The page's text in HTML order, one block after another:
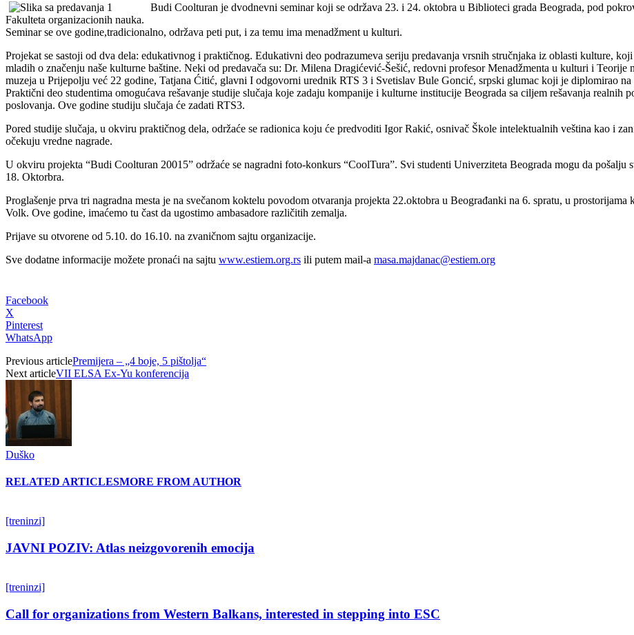
Budi Coolturan je dvodnevni seminar koji se održava 23. i 24. oktobra u Biblioteci grada Beograda, pod
Fakulteta organizacionih nauka.
Seminar se ove godine,tradicionalno, održava peti put, i za temu ima menadžment u kulturi.
Projekat se sastoji od dva dela: edukativnog i praktičnog. Edukativni deo podrazumeva seriju predavanja vrsnih stručnjaka iz oblasti kulture,
mladih o značenju naše kulturne baštine. Neki od predavača su: Dr. Milena Dragićević-Šešić, redovni profesor Menadžmenta u kulturi i
muzeja u Prijepolju već 22 godine, Tatjana Ćitić, glavni I odgovorni urednik RTS 3 i Svetislav Bule Goncić, srpski glumac koji je diplomirao
Praktični deo studentima omogućava rešavanje studije slučaja koje zadaju kompanije i kulturne institucije Beograda sa ciljem rešavanja realnih
poslovanja. Ove godine studiju slučaja će zadati RTS3.
Pored studije slučaja, u okviru praktičnog dela, održaće se radionica koju će predvoditi Igor Rakić, osnivač Škole intelektualnih veština kao i
očekuju vredne nagrade.
U okviru projekta “Budi Coolturan 20015” održaće se nagradni foto-konkurs “CoolTura”. Svi studenti Univerziteta Beograda mogu da pošalju
18. Oktorbra.
Proglašenje prva tri nagradna mesta je na svečanom koktelu povodom otvaranja projekta 22.oktobra u Beograđanki na 6. spratu, u
Volk. Ove godine, imaćemo tu čast da ugostimo ambasadore različitih zemalja.
Prijave su otvorene od 5.10. do 16.10. na zvaničnom sajtu organizacije.
Sve dodatne informacije možete pronaći na sajtu www.estiem.org.rs ili putem mail-a masa.majdanac@estiem.org
Facebook
X
Pinterest
WhatsApp
Previous articlePremijera – „4 boje, 5 pištolja“
Next articleVII ELSA Ex-Yu konferencija
Duško
RELATED ARTICLESMORE FROM AUTHOR
[treninzi]
JAVNI POZIV: Atlas neizgovorenih emocija
[treninzi]
Call for organizations from Western Balkans, interested in stepping into ESC